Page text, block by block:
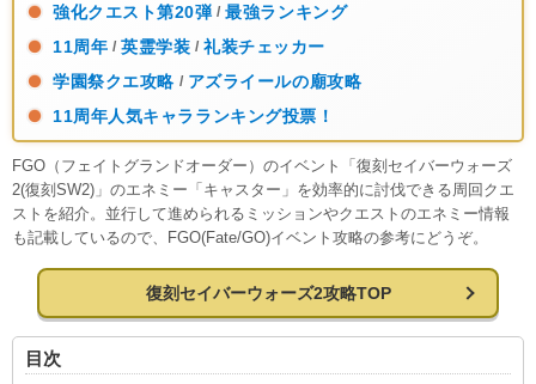
強化クエスト第20弾 / 最強ランキング
11周年 / 英霊学装 / 礼装チェッカー
学園祭クエ攻略 / アズライールの廟攻略
11周年人気キャラランキング投票！
FGO（フェイトグランドオーダー）のイベント「復刻セイバーウォーズ
2(復刻SW2)」のエネミー「キャスター」を効率的に討伐できる周回クエ
ストを紹介。並行して進められるミッションやクエストのエネミー情報
も記載しているので、FGO(Fate/GO)イベント攻略の参考にどうぞ。
復刻セイバーウォーズ2攻略TOP
目次